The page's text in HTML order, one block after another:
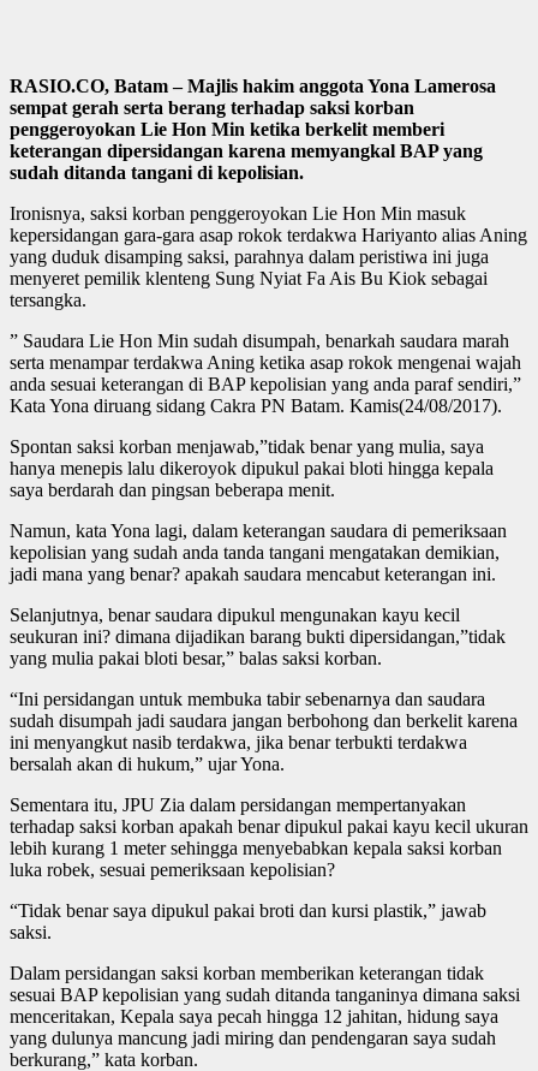
RASIO.CO, Batam – Majlis hakim anggota Yona Lamerosa
sempat gerah serta berang terhadap saksi korban
penggeroyokan Lie Hon Min ketika berkelit memberi
keterangan dipersidangan karena memyangkal BAP yang
sudah ditanda tangani di kepolisian.
Ironisnya, saksi korban penggeroyokan Lie Hon Min masuk
kepersidangan gara-gara asap rokok terdakwa Hariyanto alias Aning
yang duduk disamping saksi, parahnya dalam peristiwa ini juga
menyeret pemilik klenteng Sung Nyiat Fa Ais Bu Kiok sebagai
tersangka.
” Saudara Lie Hon Min sudah disumpah, benarkah saudara marah
serta menampar terdakwa Aning ketika asap rokok mengenai wajah
anda sesuai keterangan di BAP kepolisian yang anda paraf sendiri,”
Kata Yona diruang sidang Cakra PN Batam. Kamis(24/08/2017).
Spontan saksi korban menjawab,”tidak benar yang mulia, saya
hanya menepis lalu dikeroyok dipukul pakai bloti hingga kepala
saya berdarah dan pingsan beberapa menit.
Namun, kata Yona lagi, dalam keterangan saudara di pemeriksaan
kepolisian yang sudah anda tanda tangani mengatakan demikian,
jadi mana yang benar? apakah saudara mencabut keterangan ini.
Selanjutnya, benar saudara dipukul mengunakan kayu kecil
seukuran ini? dimana dijadikan barang bukti dipersidangan,”tidak
yang mulia pakai bloti besar,” balas saksi korban.
“Ini persidangan untuk membuka tabir sebenarnya dan saudara
sudah disumpah jadi saudara jangan berbohong dan berkelit karena
ini menyangkut nasib terdakwa, jika benar terbukti terdakwa
bersalah akan di hukum,” ujar Yona.
Sementara itu, JPU Zia dalam persidangan mempertanyakan
terhadap saksi korban apakah benar dipukul pakai kayu kecil ukuran
lebih kurang 1 meter sehingga menyebabkan kepala saksi korban
luka robek, sesuai pemeriksaan kepolisian?
“Tidak benar saya dipukul pakai broti dan kursi plastik,” jawab
saksi.
Dalam persidangan saksi korban memberikan keterangan tidak
sesuai BAP kepolisian yang sudah ditanda tanganinya dimana saksi
menceritakan, Kepala saya pecah hingga 12 jahitan, hidung saya
yang dulunya mancung jadi miring dan pendengaran saya sudah
berkurang,” kata korban.